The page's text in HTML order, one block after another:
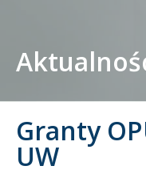
Doktorant
Pracownik
Granty
UW